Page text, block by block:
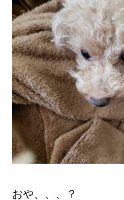
おや、、、？